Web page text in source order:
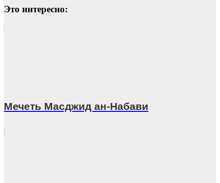
Это интересно:
Мечеть Масджид ан-Набави